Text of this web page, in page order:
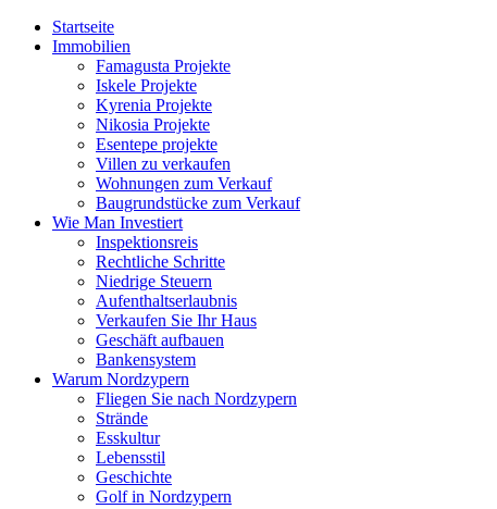
Startseite
Immobilien
Famagusta Projekte
Iskele Projekte
Kyrenia Projekte
Nikosia Projekte
Esentepe projekte
Villen zu verkaufen
Wohnungen zum Verkauf
Baugrundstücke zum Verkauf
Wie Man Investiert
Inspektionsreis
Rechtliche Schritte
Niedrige Steuern
Aufenthaltserlaubnis
Verkaufen Sie Ihr Haus
Geschäft aufbauen
Bankensystem
Warum Nordzypern
Fliegen Sie nach Nordzypern
Strände
Esskultur
Lebensstil
Geschichte
Golf in Nordzypern